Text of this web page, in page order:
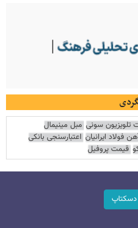
تلویزیون سونی مبل مینیمال
فولاد ایرانیان اعتبارسنجی بانکی
قیمت پروفیل